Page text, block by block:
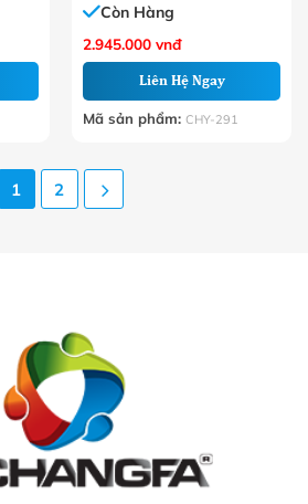
Còn Hàng
2.945.000 vnđ
Liên Hệ Ngay
Mã sản phẩm: CHY-291
1 2